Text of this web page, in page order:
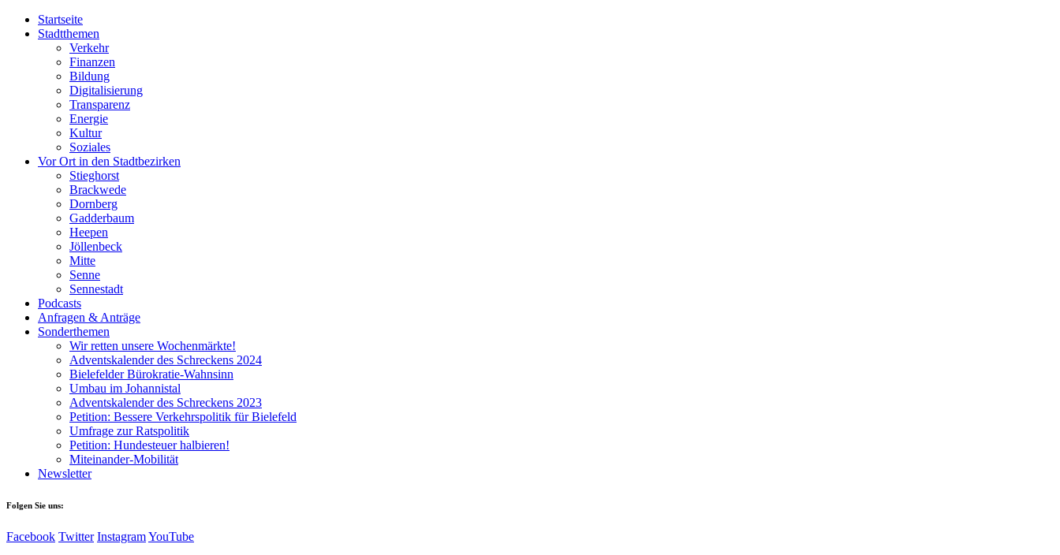
Startseite
Stadtthemen
Verkehr
Finanzen
Bildung
Digitalisierung
Transparenz
Energie
Kultur
Soziales
Vor Ort in den Stadtbezirken
Stieghorst
Brackwede
Dornberg
Gadderbaum
Heepen
Jöllenbeck
Mitte
Senne
Sennestadt
Podcasts
Anfragen & Anträge
Sonderthemen
Wir retten unsere Wochenmärkte!
Adventskalender des Schreckens 2024
Bielefelder Bürokratie-Wahnsinn
Umbau im Johannistal
Adventskalender des Schreckens 2023
Petition: Bessere Verkehrspolitik für Bielefeld​​
Umfrage zur Ratspolitik
Petition: Hundesteuer halbieren!
Miteinander-Mobilität
Newsletter
Folgen Sie uns:
Facebook Twitter InstagramYouTube